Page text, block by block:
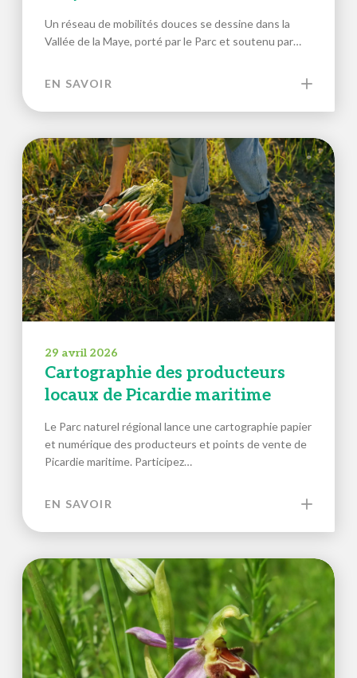
Un réseau de mobilités douces se dessine dans la
Vallée de la Maye, porté par le Parc et soutenu par…
EN SAVOIR
29 avril 2026
Cartographie des producteurs
locaux de Picardie maritime
Le Parc naturel régional lance une cartographie papier
et numérique des producteurs et points de vente de
Picardie maritime. Participez…
EN SAVOIR